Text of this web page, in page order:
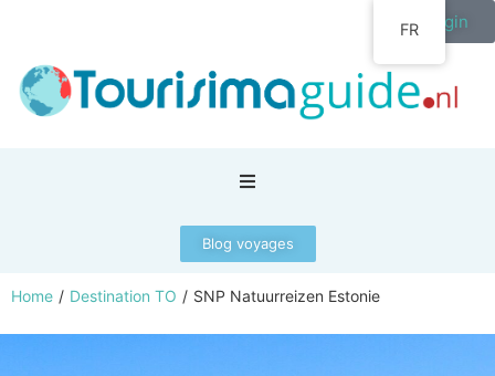
Login
Blog voyages
Home / Destination TO / SNP Natuurreizen Estonie
FR